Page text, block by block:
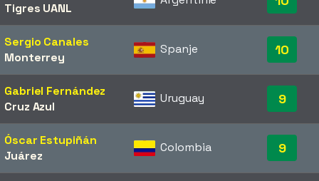
Tigres UANL
Sergio Canales
Monterrey
Spanje 10
Gabriel Fernández
Cruz Azul
Uruguay 9
Óscar Estupiñán
Juárez
Colombia 9